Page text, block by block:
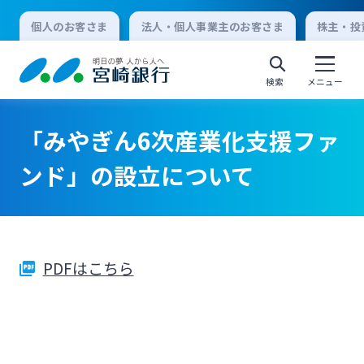
個人のお客さま 法人・個人事業主のお客さま 株主・
検索 メニュー
個人向けインターネットバンキング
ログオン
法人向けインターネットバンキング
「みやぎん6次産業化支援ファ
ンド」の設立について
PDFはこちら